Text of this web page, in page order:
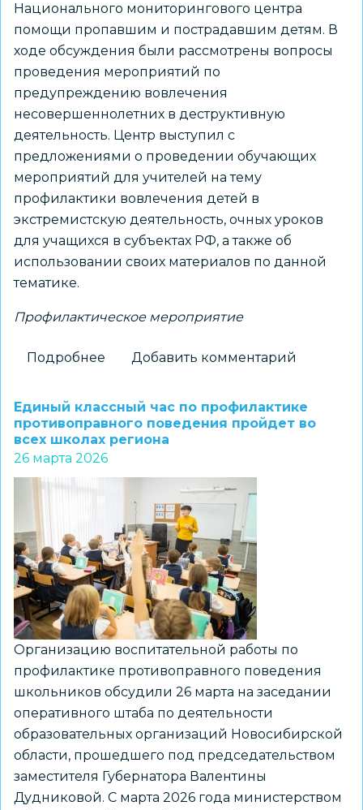
Национального мониторингового центра
помощи пропавшим и пострадавшим детям. В
ходе обсуждения были рассмотрены вопросы
проведения мероприятий по
предупреждению вовлечения
несовершеннолетних в деструктивную
деятельность. Центр выступил с
предложениями о проведении обучающих
мероприятий для учителей на тему
профилактики вовлечения детей в
экстремистскую деятельность, очных уроков
для учащихся в субъектах РФ, а также об
использовании своих материалов по данной
тематике.
Профилактическое мероприятие
Подробнее
Минпросвещения
обсудили
профилактические
меры
предупреждения
правонарушений
среди
несовершеннолетних
Добавить комментарий
Единый классный час по профилактике
противоправного поведения пройдет во
всех школах региона
26 марта 2026
Организацию воспитательной работы по
профилактике противоправного поведения
школьников обсудили 26 марта на заседании
оперативного штаба по деятельности
образовательных организаций Новосибирской
области, прошедшего под председательством
заместителя Губернатора Валентины
Дудниковой. С марта 2026 года министерством